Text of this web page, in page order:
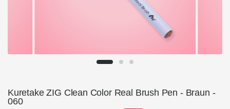
Kuretake ZIG Clean Color Real Brush Pen - Braun -
060